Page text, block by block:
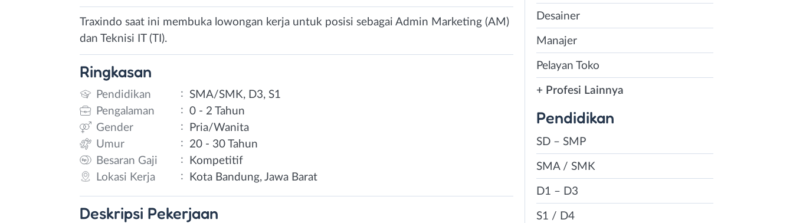
Traxindo saat ini membuka lowongan kerja untuk posisi sebagai Admin Marketing (AM)
dan Teknisi IT (TI).
Ringkasan
Pendidikan : SMA/SMK, D3, S1
Pengalaman
: 0 - 2 Tahun
Gender
:
Pria/Wanita
Umur
:
20 - 30 Tahun
Besaran Gaji
:
Kompetitif
Lokasi Kerja
: Kota Bandung, Jawa Barat
Deskripsi Pekerjaan
Desainer
Manajer
Pelayan Toko
+ Profesi Lainnya
Pendidikan
SD – SMP
SMA / SMK
D1 – D3
S1 / D4